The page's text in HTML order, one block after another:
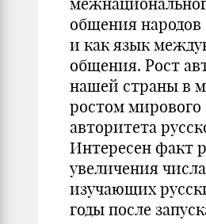
общения
и как язык
общения. Рост
нашей страны в
ростом мирового
авторитета
Интересен факт
увеличения числа
изучающих
годы после